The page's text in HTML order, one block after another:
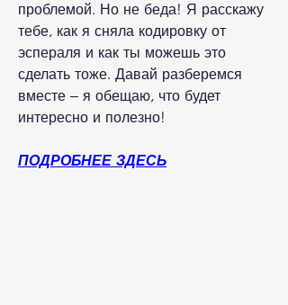
проблемой. Но не беда! Я расскажу
тебе, как я сняла кодировку от
эспераля и как ты можешь это
сделать тоже. Давай разберемся
вместе – я обещаю, что будет
интересно и полезно!
ПОДРОБНЕЕ ЗДЕСЬ